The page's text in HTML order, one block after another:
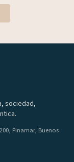
sociedad,
Pinamar, Buenos